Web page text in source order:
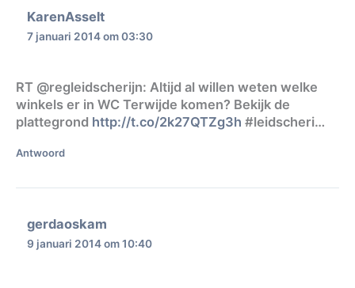
KarenAsselt
7 januari 2014 om 03:30
RT @regleidscherijn: Altijd al willen weten welke
winkels er in WC Terwijde komen? Bekijk de
plattegrond http://t.co/2k27QTZg3h #leidscheri…
Antwoord
gerdaoskam
9 januari 2014 om 10:40